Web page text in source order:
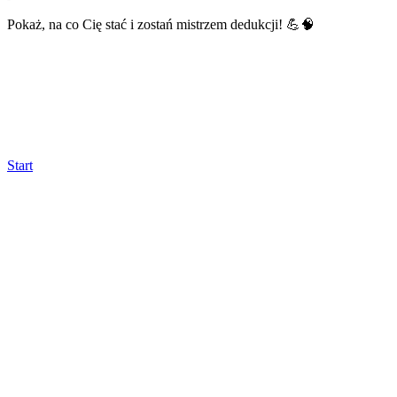
Pokaż, na co Cię stać i zostań mistrzem dedukcji! 💪🧠
Start